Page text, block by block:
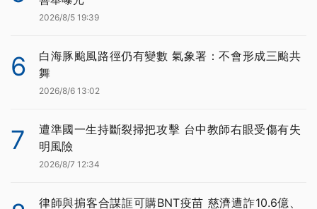
2026/8/5 19:39
6
白海豚颱風路徑仍有變數 氣象署：不會形成三颱共
舞
2026/8/6 13:02
7
遭準國一生持斷裂掃把攻擊 台中教師右眼受傷有失
明風險
2026/8/7 12:34
律師與掮客合謀誆可購BNT疫苗 慈濟遭詐10.6億、